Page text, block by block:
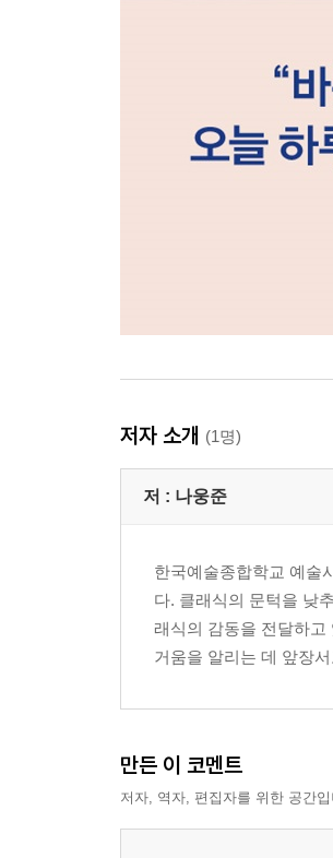
저자 소개 (1명)
저 : 나웅준
한국예술종합학교 예술
다. 클래식의 문턱을 낮
래식의 감동을 전달하고
거움을 알리는 데 앞장
만든 이 코멘트
저자, 역자, 편집자를 위한 공간